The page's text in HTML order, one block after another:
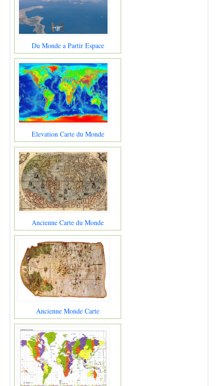
Du Monde a Partir Espace
Elevation Carte du Monde
Ancienne Carte du Monde
Ancienne Monde Carte